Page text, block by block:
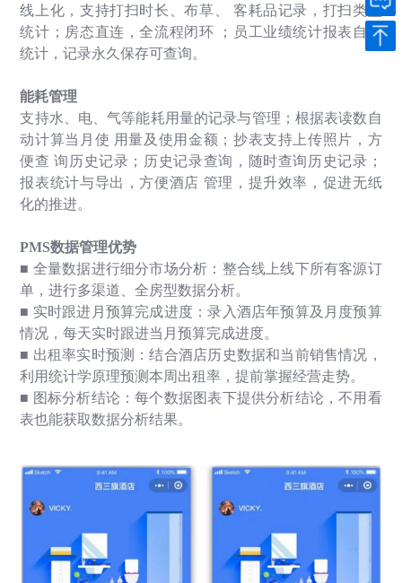
线上化，支持打扫时长、布草、 客耗品记录，打扫类型
统计；房态直连，全流程闭环 ；员工业绩统计报表自动
统计，记录永久保存可查询。
能耗管理
支持水、电、气等能耗用量的记录与管理；根据表读数自
动计算当月使 用量及使用金额；抄表支持上传照片，方
便查 询历史记录；历史记录查询，随时查询历史记录；
报表统计与导出，方便酒店 管理，提升效率，促进无纸
化的推进。
PMS数据管理优势
■ 全量数据进行细分市场分析：整合线上线下所有客源订
单，进行多渠道、全房型数据分析。
■ 实时跟进月预算完成进度：录入酒店年预算及月度预算
情况，每天实时跟进当月预算完成进度。
■ 出租率实时预测：结合酒店历史数据和当前销售情况，
利用统计学原理预测本周出租率，提前掌握经营走势。
■ 图标分析结论：每个数据图表下提供分析结论，不用看
表也能获取数据分析结果。